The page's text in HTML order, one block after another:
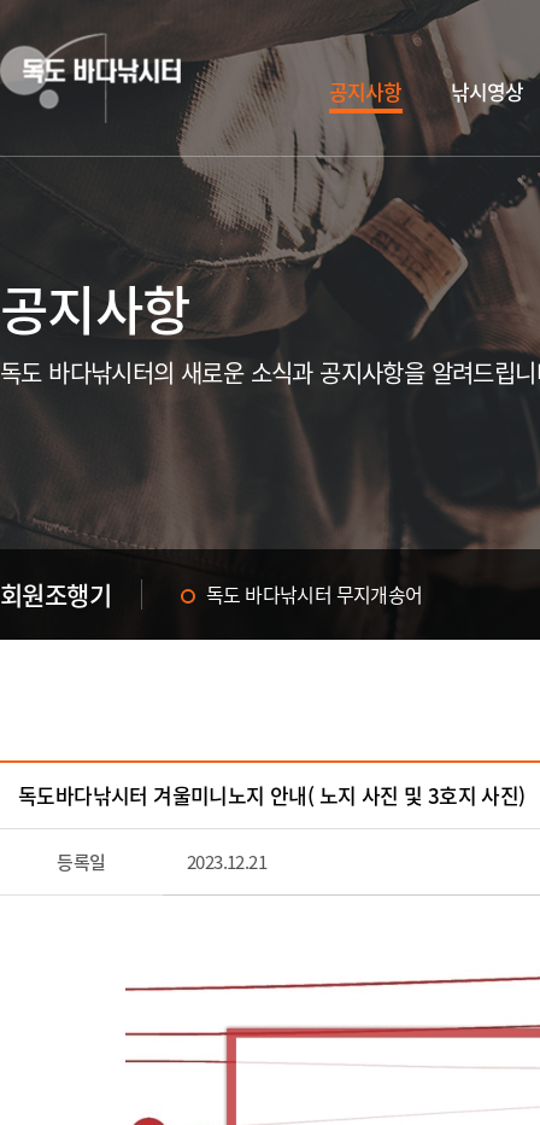
공지사항 낚시영상
공지사항
독도 바다낚시터의 새로운 소식과 공지사항을 알려드립
회원조행기
독도 바다낚시터 무지개송어
한여름의 화이팅! 독도 바다낚시터에서~
독도 바다낚시터 무지개송어
독도바다낚시터 겨울미니노지 안내( 노지 사진 및 3호지 사진)
등록일 2023.12.21